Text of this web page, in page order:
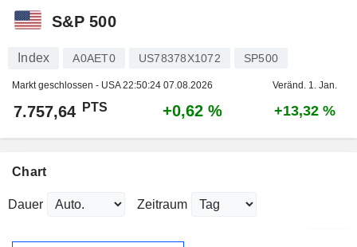
S&P 500
Index A0AET0 US78378X1072 SP500
Markt geschlossen - USA22:50:24 07.08.2026 Veränd. 1. Jan.
7.757,64 PTS +0,62 % +13,32 %
Chart
Dauer Zeitraum